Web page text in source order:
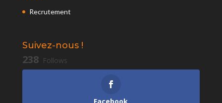
Recrutement
Suivez-nous !
238 Follows